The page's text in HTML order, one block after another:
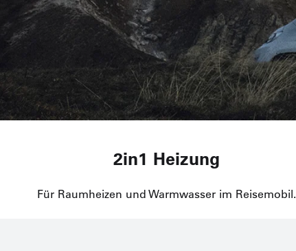
2in1 Heizung
Für Raumheizen und Warmwasser im Reisemobil.